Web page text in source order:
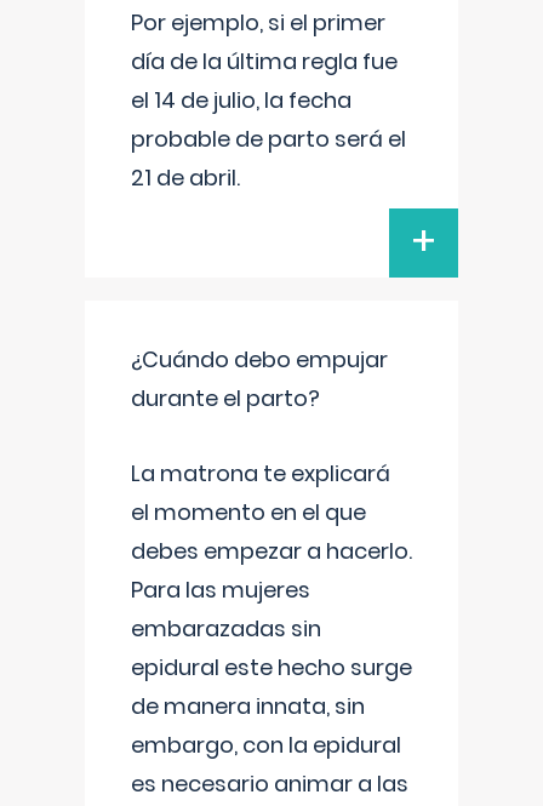
Por ejemplo, si el primer
día de la última regla fue
el 14 de julio, la fecha
probable de parto será el
21 de abril.
+
¿Cuándo debo empujar
durante el parto?
La matrona te explicará
el momento en el que
debes empezar a hacerlo.
Para las mujeres
embarazadas sin
epidural este hecho surge
de manera innata, sin
embargo, con la epidural
es necesario animar a las